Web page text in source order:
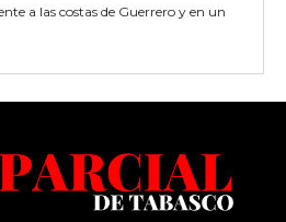
a las costas de Guerrero y en un